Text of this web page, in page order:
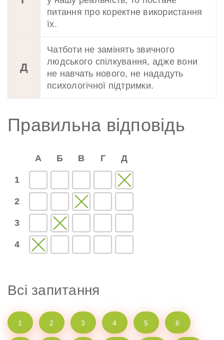
питання про коректне використання
їх.
Д
Чатботи не замінять звичного
людського спілкування, адже вони
не навчать нового, не нададуть
психологічної підтримки.
Правильна відповідь
А Б В Г Д
1
2
3
4
Всі запитання
1 2 3 4 5 6